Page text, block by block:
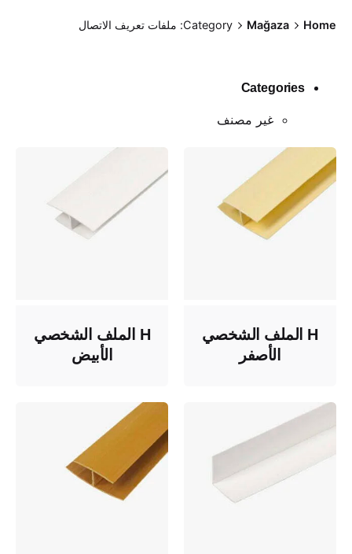
Home
Mağaza Category: ملفات تعريف الاتصال
Categories
غير مصنف
H الملف الشخصي
الأبيض
H الملف الشخصي
الأصفر